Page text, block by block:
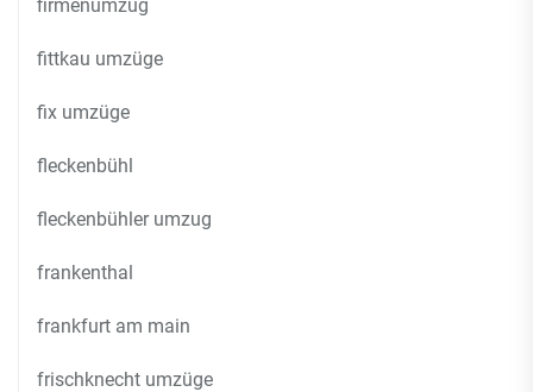
firmenumzug
fittkau umzüge
fix umzüge
fleckenbühl
fleckenbühler umzug
frankenthal
frankfurt am main
frischknecht umzüge